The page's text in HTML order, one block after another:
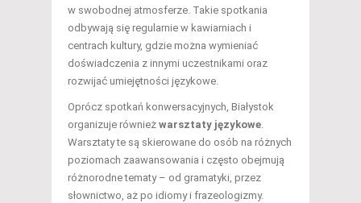
w swobodnej atmosferze. Takie spotkania
odbywają się regularnie w kawiarniach i
centrach kultury, gdzie można wymieniać
doświadczenia z innymi uczestnikami oraz
rozwijać umiejętności językowe.
Oprócz spotkań konwersacyjnych, Białystok
organizuje również warsztaty językowe.
Warsztaty te są skierowane do osób na różnych
poziomach zaawansowania i często obejmują
różnorodne tematy – od gramatyki, przez
słownictwo, aż po idiomy i frazeologizmy.